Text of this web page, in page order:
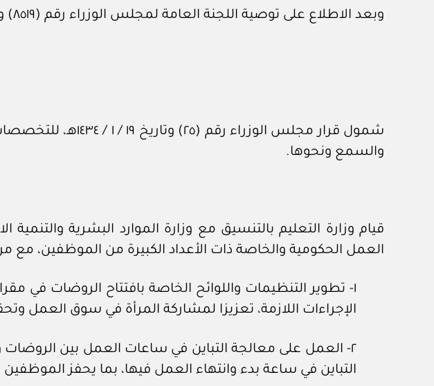
وبعد الاطلاع على توصية اللجنة العامة لمجلس الوزراء رقم (٨٥١٩) وتاريخ ٧ / ٨ / ١٤٤٧هـ.
شمول قرار مجلس
والسمع ونحوها.
قيام وزارة التعليم بالتنسيق مع وزارة الموارد البشرية
العمل الحكومية والخاصة ذات الأعداد الكبيرة من الموظفين، مع
١- تطوير التنظيمات واللوائح الخاصة بافتتاح الروضات في
الإجراءات اللازمة، تعزيزا لمشاركة المرأة في سوق العمل
٢- العمل على معالجة التباين في ساعات العمل بين الروضات
التباين في ساعة بدء وانتهاء العمل فيها، بما يحفز